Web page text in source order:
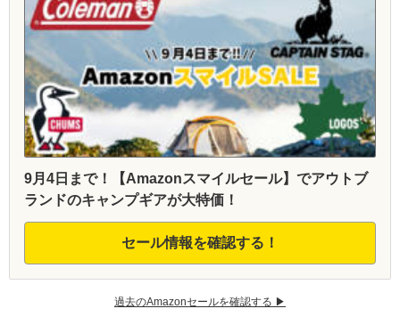
9月4日まで！【Amazonスマイルセール】でアウトブ
ランドのキャンプギアが大特価！
セール情報を確認する！
過去のAmazonセールを確認する ▶︎